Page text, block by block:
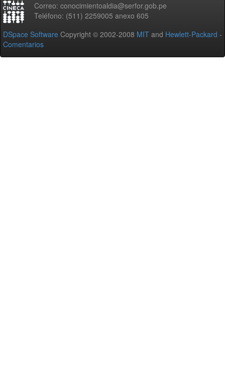
Correo: conocimientoaldia@serfor.gob.pe
Teléfono: (511) 2259005 anexo 605
DSpace Software Copyright © 2002-2008 MIT and Hewlett-Packard -
Comentarios